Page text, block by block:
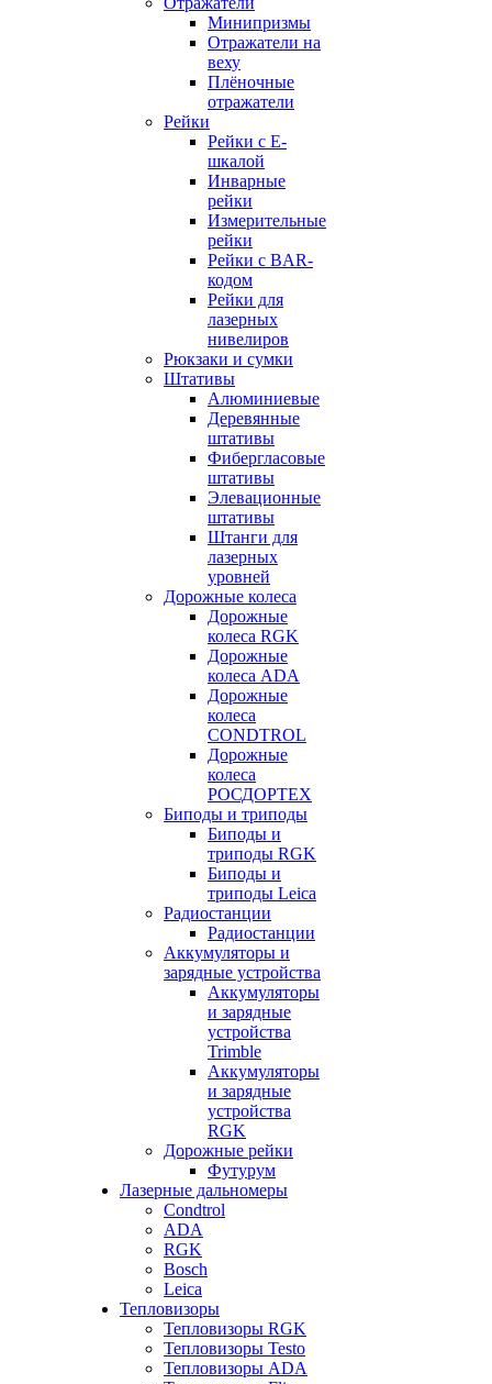
Минипризмы
Отражатели на
веху
Плёночные
отражатели
Рейки
Рейки с E-
шкалой
Инварные
рейки
Измерительные
рейки
Рейки с BAR-
кодом
Рейки для
лазерных
нивелиров
Рюкзаки и сумки
Штативы
Алюминиевые
Деревянные
штативы
Фибергласовые
штативы
Элевационные
штативы
Штанги для
лазерных
уровней
Дорожные колеса
Дорожные
колеса RGK
Дорожные
колеса ADA
Дорожные
колеса
CONDTROL
Дорожные
колеса
РОСДОРТЕХ
Биподы и триподы
Биподы и
триподы RGK
Биподы и
триподы Leica
Радиостанции
Радиостанции
Аккумуляторы и
зарядные устройства
Аккумуляторы
и зарядные
устройства
Trimble
Аккумуляторы
и зарядные
устройства
RGK
Дорожные рейки
Футурум
Лазерные дальномеры
Condtrol
ADA
RGK
Bosch
Leica
Тепловизоры
Тепловизоры RGK
Тепловизоры Testo
Тепловизоры ADA